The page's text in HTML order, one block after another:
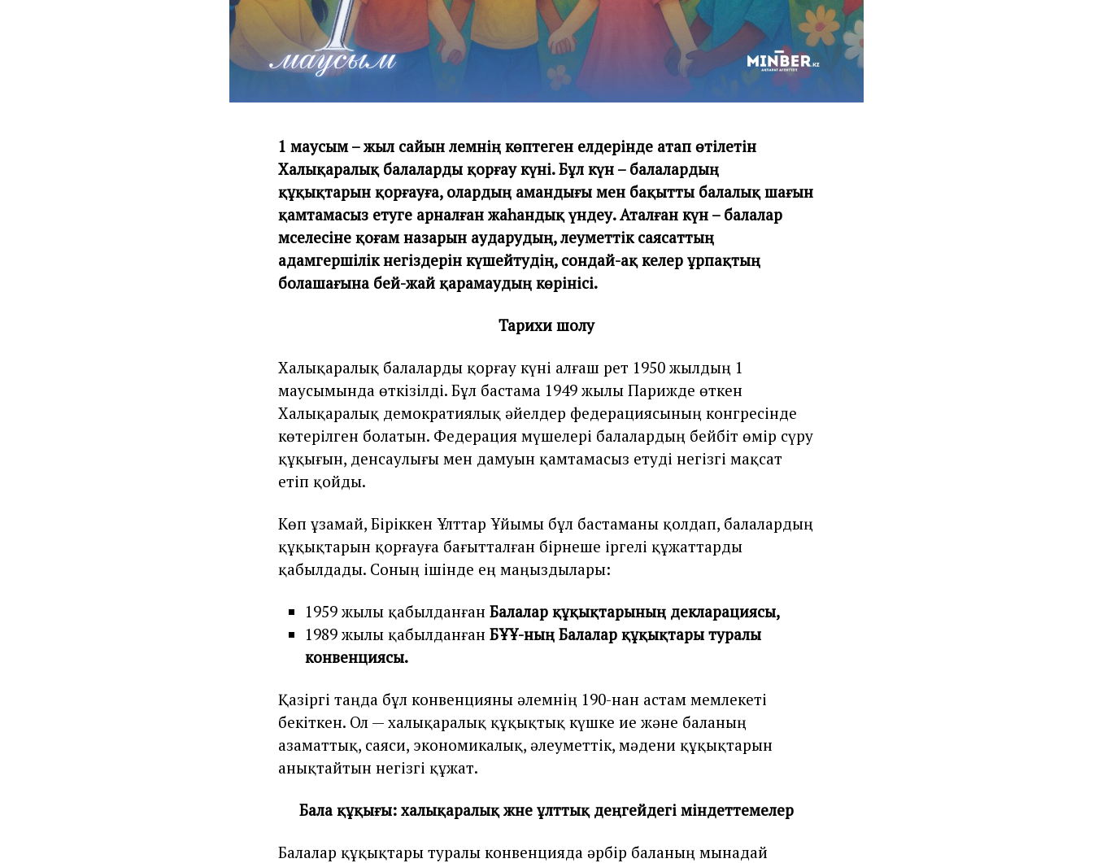
1 маусым – жыл сайын әлемнің көптеген елдерінде атап өтілетін
Халықаралық балаларды қорғау күні. Бұл күн – балалардың
құқықтарын қорғауға, олардың амандығы мен бақытты балалық шағын
қамтамасыз етуге арналған жаһандық үндеу. Аталған күн – балалар
мәселесіне қоғам назарын аударудың, әлеуметтік саясаттың
адамгершілік негіздерін күшейтудің, сондай-ақ келер ұрпақтың
болашағына бей-жай қарамаудың көрінісі.
Тарихи шолу
Халықаралық балаларды қорғау күні алғаш рет 1950 жылдың 1
маусымында өткізілді. Бұл бастама 1949 жылы Парижде өткен
Халықаралық демократиялық әйелдер федерациясының конгресінде
көтерілген болатын. Федерация мүшелері балалардың бейбіт өмір сүру
құқығын, денсаулығы мен дамуын қамтамасыз етуді негізгі мақсат
етіп қойды.
Көп ұзамай, Біріккен Ұлттар Ұйымы бұл бастаманы қолдап, балалардың
құқықтарын қорғауға бағытталған бірнеше іргелі құжаттарды
қабылдады. Соның ішінде ең маңыздылары:
1959 жылы қабылданғанБалалар құқықтарының декларациясы,
1989 жылы қабылданғанБҰҰ-ның Балалар құқықтары туралы
конвенциясы.
Қазіргі таңда бұл конвенцияны әлемнің 190-нан астам мемлекеті
бекіткен. Ол — халықаралық құқықтық күшке ие және баланың
азаматтық, саяси, экономикалық, әлеуметтік, мәдени құқықтарын
анықтайтын негізгі құжат.
Бала құқығы: халықаралық және ұлттық деңгейдегі міндеттемелер
Балалар құқықтары туралы конвенцияда әрбір баланың мынадай